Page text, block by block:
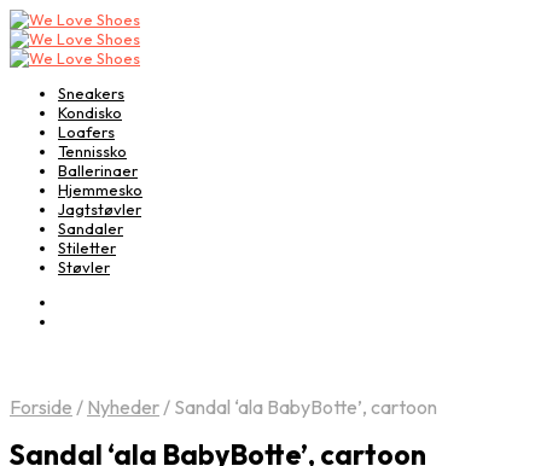
Sneakers
Kondisko
Loafers
Tennissko
Ballerinaer
Hjemmesko
Jagtstøvler
Sandaler
Stiletter
Støvler
Forside / Nyheder/ Sandal ‘ala BabyBotte’, cartoon
Sandal ‘ala BabyBotte’, cartoon